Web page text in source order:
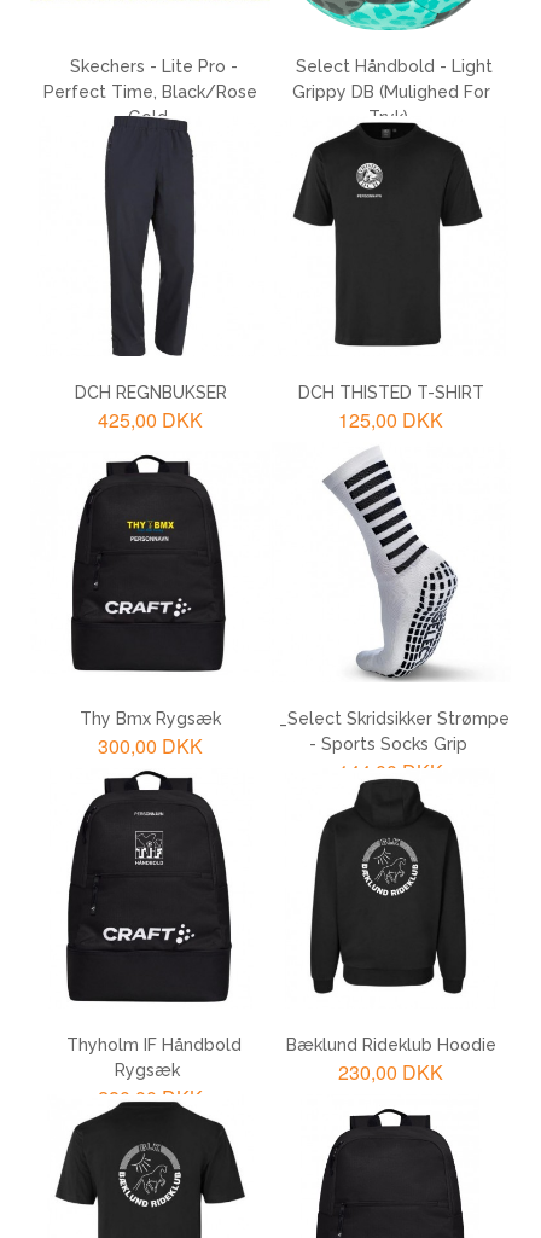
Skechers - Lite Pro -
Perfect Time, Black/Rose
Gold
800,00 DKK 499,00 DKK
LÆG I KURV
Select Håndbold - Light
Grippy DB (mulighed For
Tryk)
200,00 DKK
DCH REGNBUKSER
425,00 DKK
DCH THISTED T-SHIRT
125,00 DKK
LÆG I KURV
Thy Bmx Rygsæk
300,00 DKK
_Select Skridsikker Strømpe
- Sports Socks Grip
144,00 DKK
LÆG I KURV
Thyholm IF Håndbold
Rygsæk
280,00 DKK
LÆG I KURV
Bæklund Rideklub Hoodie
230,00 DKK